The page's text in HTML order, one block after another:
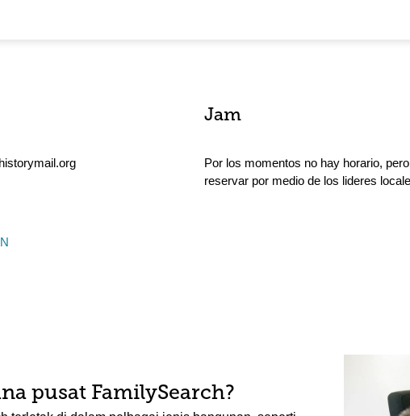
Jam
Por los momentos no hay horario,
reservar por medio de los lideres
pusat FamilySearch?